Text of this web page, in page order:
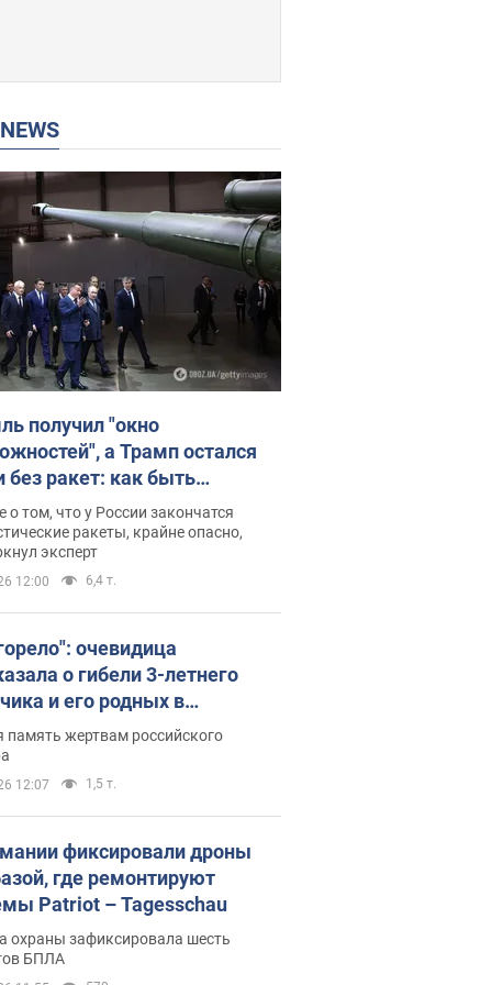
NEWS
получил "окно
а Трамп остался
без ракет: как быть
Интервью с Мельником
о том, что у России закончатся
ракеты, крайне опасно,
эксперт
12:00 6,4 т.
очевидица
о гибели 3-летнего
и его родных в
атаки РФ на Киевскую
Видео и фото
память жертвам российского
12:07 1,5 т.
фиксировали дроны
где ремонтируют
Patriot – Tagesschau
охраны зафиксировала шесть
БПЛА